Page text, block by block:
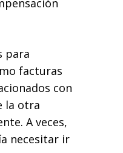
para
facturas
con
la otra
A veces,
necesitar ir